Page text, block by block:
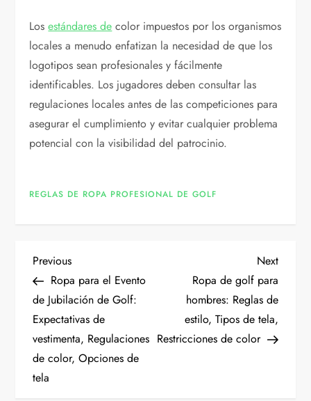
Losestándares de color impuestos por los organismos
locales a menudo enfatizan la necesidad de que los
logotipos sean profesionales y fácilmente
identificables. Los jugadores deben consultar las
regulaciones locales antes de las competiciones para
asegurar el cumplimiento y evitar cualquier problema
potencial con la visibilidad del patrocinio.
REGLAS DE ROPA PROFESIONAL DE GOLF
P
o
s
t
Previous
Post
Previous
Ropa para el Evento
de Jubilación de Golf:
Expectativas de
vestimenta, Regulaciones
de color, Opciones de
tela
Next
Post
Next
Ropa de golf para
hombres: Reglas de
estilo, Tipos de tela,
Restricciones de color